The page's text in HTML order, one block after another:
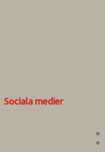
Sociala medier